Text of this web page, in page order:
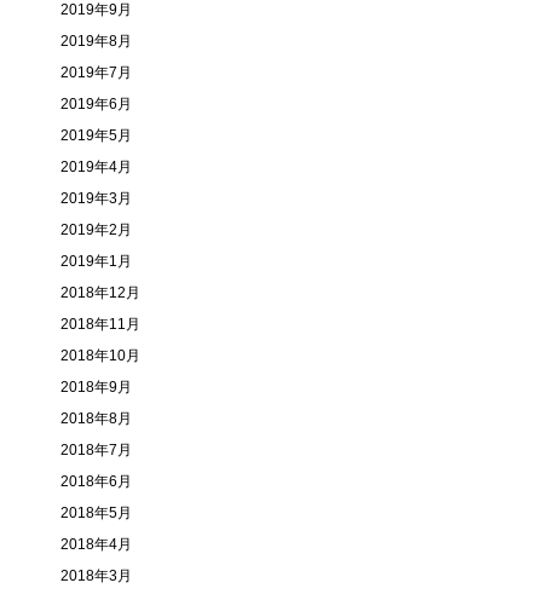
2019年9月
2019年8月
2019年7月
2019年6月
2019年5月
2019年4月
2019年3月
2019年2月
2019年1月
2018年12月
2018年11月
2018年10月
2018年9月
2018年8月
2018年7月
2018年6月
2018年5月
2018年4月
2018年3月